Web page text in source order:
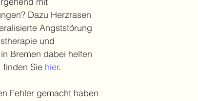
Dazu Herzrasen
Angststörung
und
Bremen dabei helfen
finden Sie hier.
Fehler gemacht haben